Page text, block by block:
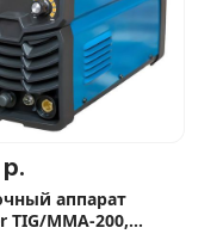
аппарат
TIG/MMA-200,